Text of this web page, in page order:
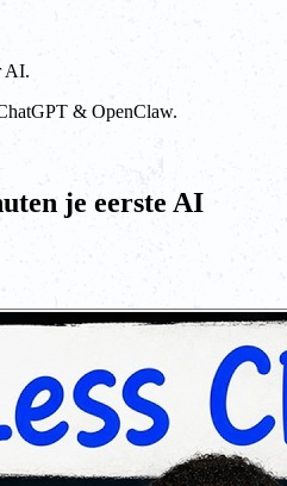
AI.
& OpenClaw.
je eerste AI